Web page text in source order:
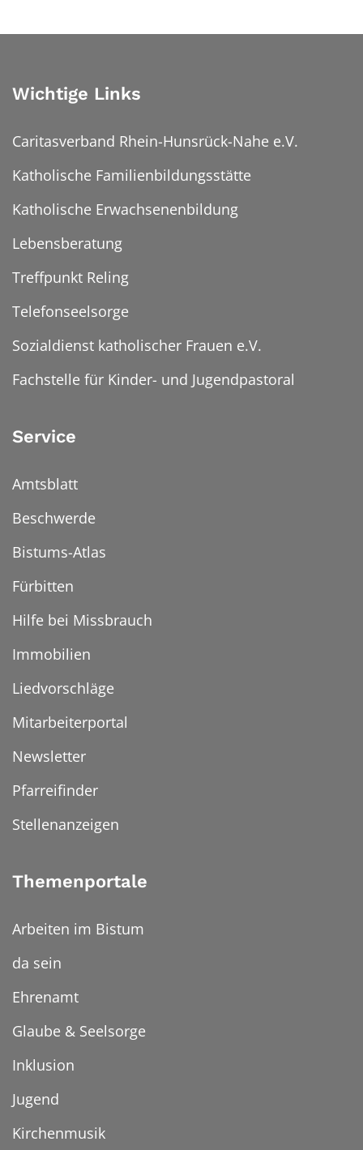
Wichtige Links
Caritasverband Rhein-Hunsrück-Nahe e.V.
Katholische Familienbildungsstätte
Katholische Erwachsenenbildung
Lebensberatung
Treffpunkt Reling
Telefonseelsorge
Sozialdienst katholischer Frauen e.V.
Fachstelle für Kinder- und Jugendpastoral
Service
Amtsblatt
Beschwerde
Bistums-Atlas
Fürbitten
Hilfe bei Missbrauch
Immobilien
Liedvorschläge
Mitarbeiterportal
Newsletter
Pfarreifinder
Stellenanzeigen
Themenportale
Arbeiten im Bistum
da sein
Ehrenamt
Glaube & Seelsorge
Inklusion
Jugend
Kirchenmusik